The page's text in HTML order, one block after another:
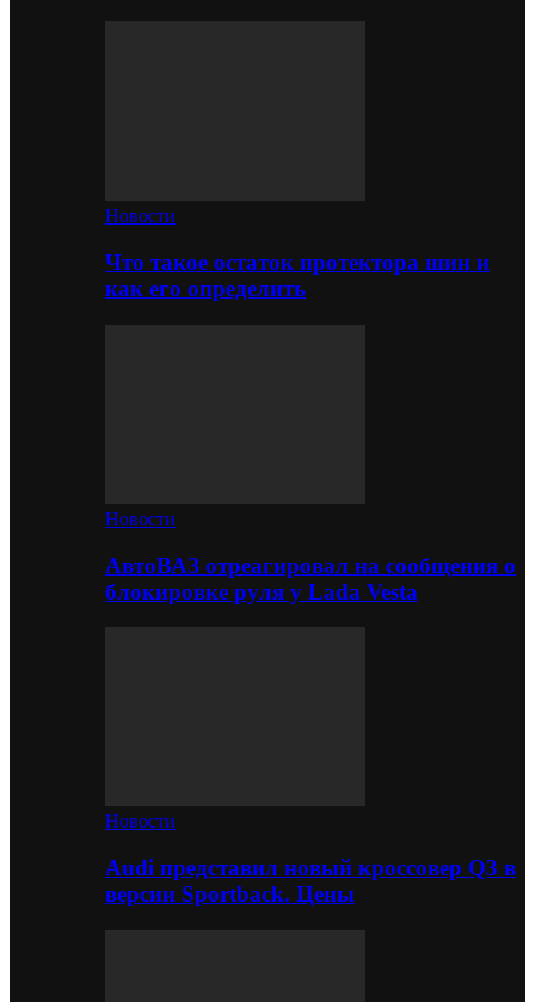
Новости
Что такое остаток протектора шин и
как его определить
Новости
АвтоВАЗ отреагировал на сообщения о
блокировке руля у Lada Vesta
Новости
Audi представил новый кроссовер Q3 в
версии Sportback. Цены